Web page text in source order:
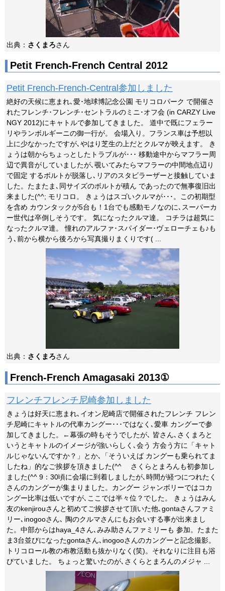
出典： さくまろさん
Petit French-French Central 2012
Petit French-French-Central参加しました
絶好の天候に恵まれ､愛･地球博記念公園 モリコロパーク で開催さ
れたフレンチ･フレンチ･セントラルのミニ･オフ会 (in CARZY Live
NGY 2012)にキャトルで参加してきました。 道中で既にフェラー
リやランボルギーニの御一行が。 会場入り。フランス車は予想以
上に少なかったですが､やはり芝生の上だとクルマが映えます。 き
ょうは朝からちょっとしたトラブルが･･･ 移動途中からマフラー周
辺で異音がしていましたが､覗いてみたらマフラーの中間地点辺り
で固定 するボルトが脱落し､リアのスタビラーザーと接触していま
した。たまたま､同サイズのボルトが積ん であったので無事復旧出
来ました(^^; モリコロ。 きょうはスゴいクルマが･･･。この初期型
を含め カウンタックが5台も！1台でも感動モノなのに､スーパーカ
ー世代は卒倒しそうです。 気になったクルマ達。 コチラは超気に
なったクルマ達。 憧れのアルファ･スパイダー･ヴェローチェも♪も
う､前から横から後ろから写真撮りまくりです( ...
出典： さくまろさん
French-French Amagasaki 2013①
フレンチフレンチ尼崎参加しました
きょうは好天に恵まれ､イオン尼崎店で開催されたフレンチ フレン
チ尼崎にキャトルの代車カングー･･･ではなく､愛車 カングーで参
加してきました。←幕張の時もそうでしたが､ 皆さん､さくまろと
いうとキャトルのイメージが強いらしく､会う 方会う方に「キャト
ルじゃないんですか？」とか､「そういえば カングーも乗られてま
したね」的なご挨拶を頂きました(^^ゞ さくらとまろんも初参加し
ました(^^ 9：30頃に会場に到着しましたが､時間が経つにつれたく
さんのカングーが集まりました。カングー ジャンボリーではコカ
ングー比率は低いですが､ここでは半々位？でした。 きょうはみん
友のkenjirouさんと初めてご挨拶させて頂いた他､gontaさんファミ
リー､inogooさん､ 陶のクルマさんにもお会いする事が出来まし
た。中部からはhaya_4さん､みみ助さんファミリーも 参加。たまた
ま3台並びになったgontaさん､inogooさんのカングーと記念撮影。
トリコロール教の布教活動も抜かりなく(笑)。それなりに注目も浴
びていました。 ちょっと驚いたのが､さくらとまろんのメジャ ...